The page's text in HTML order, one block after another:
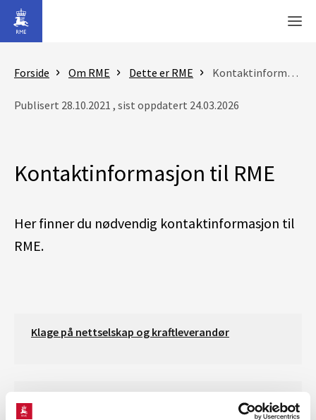
Gå til hovedinnhold
Forside Om RME Dette er RME Kontaktinformasjon til RME
Publisert 28.10.2021 , sist oppdatert 24.03.2026
Kontaktinformasjon til RME
Her finner du nødvendig kontaktinformasjon til
RME.
Klage på nettselskap og kraftleverandør
Sentralbord